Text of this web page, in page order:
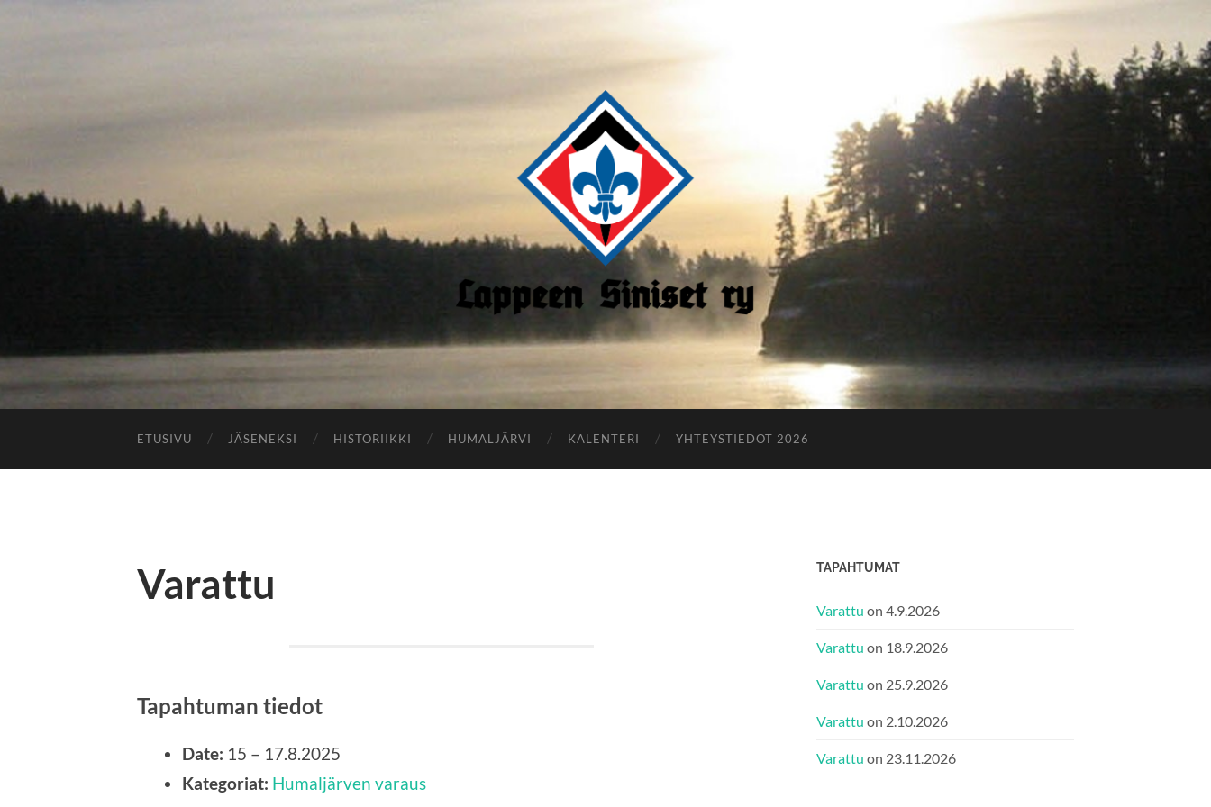
Lappeen
Siniset
ETUSIVU JÄSENEKSI HISTORIIKKI HUMALJÄRVI KALENTERI YHTEYSTIEDOT 2026
Varattu
Tapahtuman tiedot
Date: 15 – 17.8.2025
Kategoriat: Humaljärven varaus
TAPAHTUMAT
Varattu on 4.9.2026
Varattu on 18.9.2026
Varattu on 25.9.2026
Varattu on 2.10.2026
Varattu on 23.11.2026